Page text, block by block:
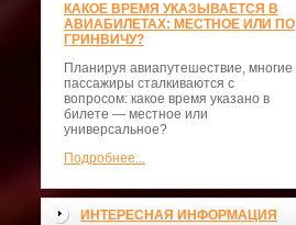
КАКОЕ ВРЕМЯ УКАЗЫВАЕТСЯ В
АВИАБИЛЕТАХ: МЕСТНОЕ ИЛИ ПО
ГРИНВИЧУ?
Планируя авиапутешествие, многие
пассажиры сталкиваются с
вопросом: какое время указано в
билете — местное или
универсальное?
Подробнее...
ИНТЕРЕСНАЯ ИНФОРМАЦИЯ